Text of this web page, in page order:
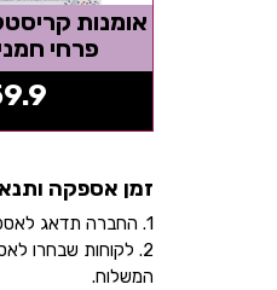
אומנות
פרחי חמניות
זמן אספקה
1. החברה תדאג לאספקת המוצר ללקוח'ה, עד 14 ימי עסקים, בהתאם לכתובת שהוקלדה על ידו/ה בעת ביצוע הרכישה באתר.
2. לקוחות שבחרו
המשלוח.